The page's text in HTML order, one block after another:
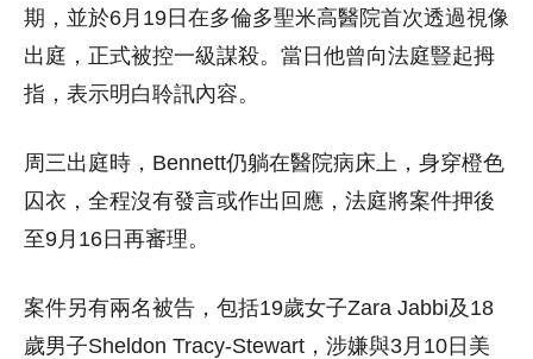
期，並於6月19日在多倫多聖米高醫院首次透過視像
出庭，正式被控一級謀殺。當日他曾向法庭豎起拇
指，表示明白聆訊內容。
周三出庭時，Bennett仍躺在醫院病床上，身穿橙色
囚衣，全程沒有發言或作出回應，法庭將案件押後
至9月16日再審理。
案件另有兩名被告，包括19歲女子Zara Jabbi及18
歲男子Sheldon Tracy-Stewart，涉嫌與3月10日美